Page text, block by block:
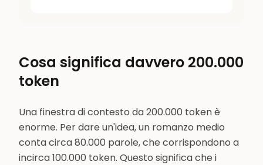
Cosa significa davvero 200.000
token
Una finestra di contesto da 200.000 token è
enorme. Per dare un'idea, un romanzo medio
conta circa 80.000 parole, che corrispondono a
incirca 100.000 token. Questo significa che i